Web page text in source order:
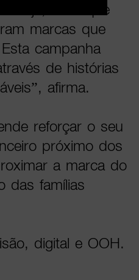
“Hoje, mais que
marcas que
campanha
de histórias
afirma.
reforçar o seu
próximo dos
a marca do
das famílias
digital e OOH.